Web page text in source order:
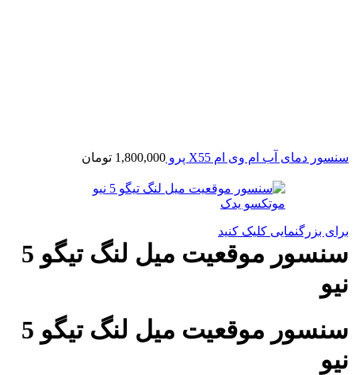
سنسور دمای آب ام وی ام X55 پرو 1,800,000 تومان
برای بزرگنمایی کلیک کنید
سنسور موقعیت میل لنگ تیگو 5
نیو
سنسور موقعیت میل لنگ تیگو 5
نیو